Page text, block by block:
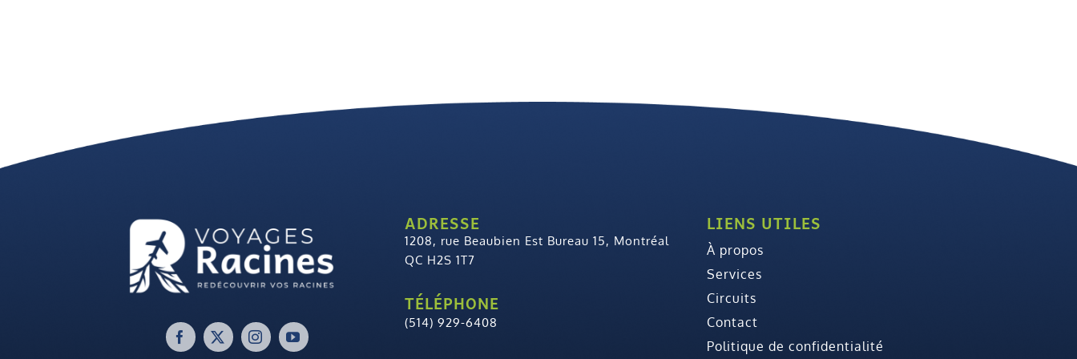
ADRESSE
1208, rue Beaubien Est Bureau 15, Montréal
QC H2S 1T7
TÉLÉPHONE
(514) 929-6408
LIENS UTILES
À propos
Services
Circuits
Contact
Politique de confidentialité